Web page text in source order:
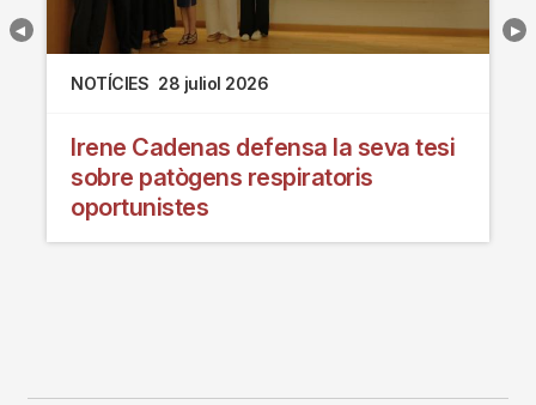
NOTÍCIES 28 juliol 2026
Irene Cadenas defensa la seva tesi
sobre patògens respiratoris
oportunistes